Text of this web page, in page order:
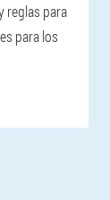
reglas para
para los